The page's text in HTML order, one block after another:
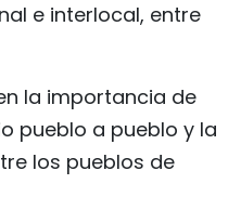
e interlocal, entre
la importancia de
pueblo a pueblo y la
los pueblos de